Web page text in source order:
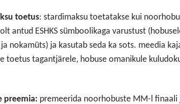
toetus: stardimaksu toetatakse kui
antud ESHKS sümboolikaga varustust
nokamüts) ja kasutab seda ka sots. meedia
toetus tagantjärele, hobuse omanikule
preemia: premeerida noorhobuste MM-l finaali